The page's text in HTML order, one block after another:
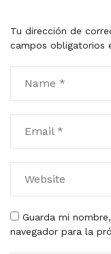
Tu dirección de
campos obligatorios
Guarda mi
navegador para la